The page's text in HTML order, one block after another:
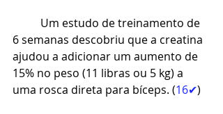
Um estudo de treinamento de
6 semanas descobriu que a creatina
ajudou a adicionar um aumento de
15% no peso (11 libras ou 5 kg) a
uma rosca direta para bíceps. (16✔)